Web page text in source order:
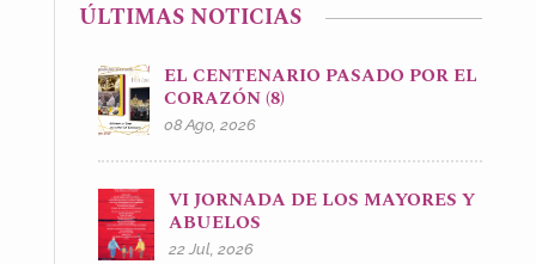
ÚLTIMAS NOTICIAS
EL CENTENARIO PASADO POR EL
CORAZÓN (8)
08 Ago, 2026
VI JORNADA DE LOS MAYORES Y
ABUELOS
22 Jul, 2026